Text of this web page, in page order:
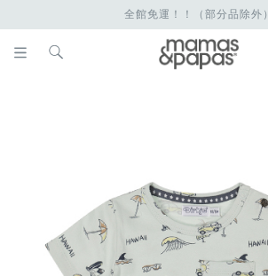
全館免運！！（部分品除外）